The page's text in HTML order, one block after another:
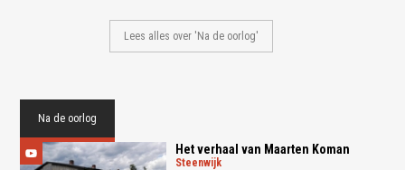
Lees alles over 'Na de oorlog'
Na de oorlog
Het verhaal van Maarten Koman
steenwijk